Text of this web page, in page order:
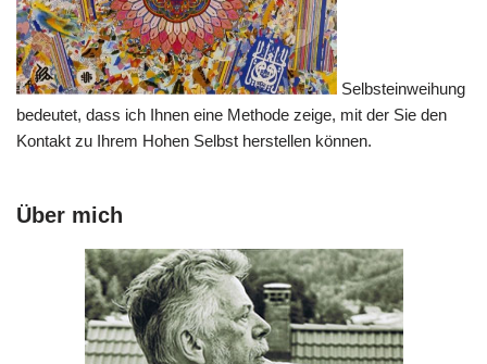
Selbsteinweihung
bedeutet, dass ich Ihnen eine Methode zeige, mit der Sie den
Kontakt zu Ihrem Hohen Selbst herstellen können.
Über mich